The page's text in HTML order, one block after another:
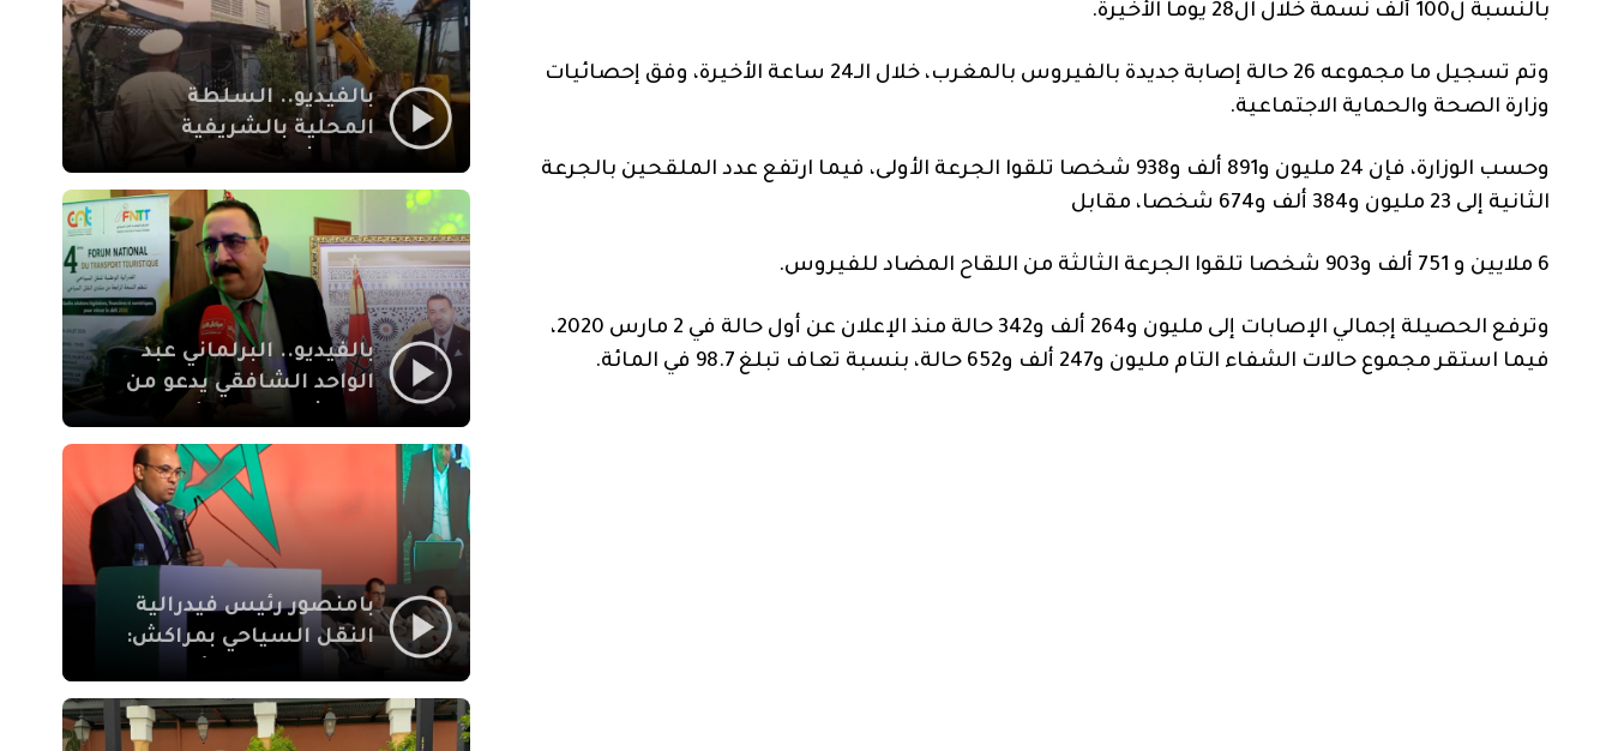
بالنسبة ل100 ألف نسمة خلال ال28 يوما الأخيرة.
وتم تسجيل ما مجموعه 26 حالة إصابة جديدة بالفيروس بالمغرب، خلال الـ24 ساعة الأخيرة، وفق إحصائيات
وزارة الصحة والحماية الاجتماعية.
وحسب الوزارة، فإن 24 مليون و891 ألف و938 شخصا تلقوا الجرعة الأولى، فيما ارتفع عدد الملقحين بالجرعة
الثانية إلى 23 مليون و384 ألف و674 شخصا، مقابل
6 ملايين و 751 ألف و903 شخصا تلقوا الجرعة الثالثة من اللقاح المضاد للفيروس.
وترفع الحصيلة إجمالي الإصابات إلى مليون و264 ألف و342 حالة منذ الإعلان عن أول حالة في 2 مارس 2020،
فيما استقر مجموع حالات الشفاء التام مليون و247 ألف و652 حالة، بنسبة تعاف تبلغ 98.7 في المائة.
بالفيديو.. السلطة
المحلية بالشريفية
بنايات غير قانونية بإقامة
الإيمان
بالفيديو.. البرلماني عبد
الواحد الشافقي يدعو من
النقل السياحي لمواكبة
بامنصور رئيس فيدرالية
النقل السياحي بمراكش:
والاصلاح التشريعي
ركيزتان أساسيتان لكسب